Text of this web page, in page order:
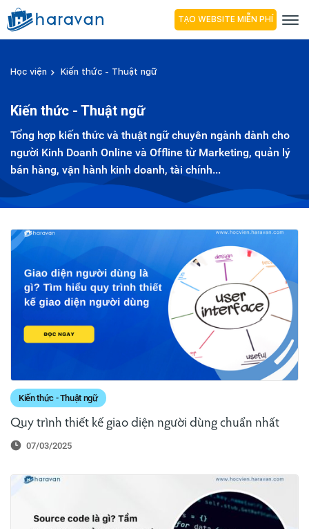
TẠO WEBSITE MIỄN PHÍ
Học viện Kiến thức - Thuật ngữ
Kiến thức - Thuật ngữ
Tổng hợp kiến thức và thuật ngữ chuyên ngành dành cho
người Kinh Doanh Online và Offline từ Marketing, quản lý
bán hàng, vận hành kinh doanh, tài chính...
Kiến thức - Thuật ngữ
Quy trình thiết kế giao diện người dùng chuẩn nhất
07/03/2025